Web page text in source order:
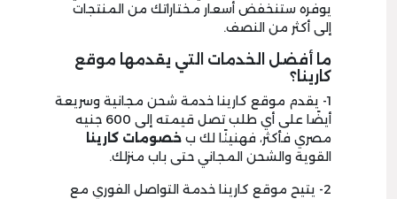
يوفره ستنخفض أسعار مختاراتك من المنتجات
إلى أكثر من النصف.
ما أفضل الخدمات التي يقدمها موقع
كارينا؟
1- يقدم موقع كارينا خدمة شحن مجانية وسريعة
أيضًا على أي طلب تصل قيمته إلى 600 جنيه
مصري فأكثر، فهنيئًا لك ب خصومات كارينا
القوية والشحن المجاني حتى باب منزلك.
2- يتيح موقع كارينا خدمة التواصل الفوري مع